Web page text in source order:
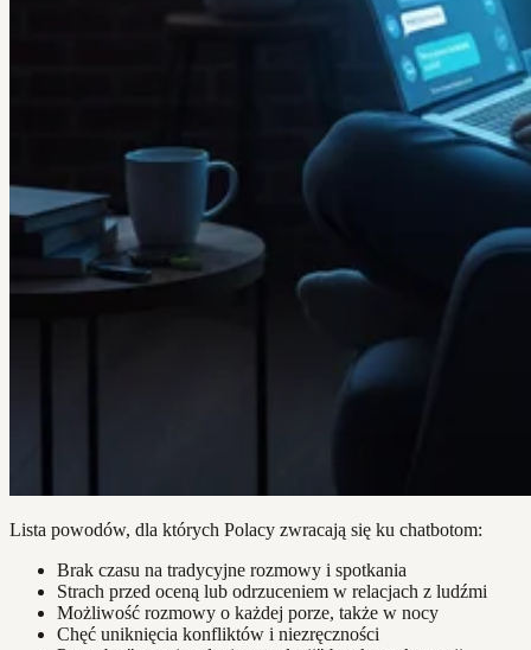
Lista powodów, dla których Polacy zwracają się ku chatbotom:
Brak czasu na tradycyjne rozmowy i spotkania
Strach przed oceną lub odrzuceniem w relacjach z ludźmi
Możliwość rozmowy o każdej porze, także w nocy
Chęć uniknięcia konfliktów i niezręczności